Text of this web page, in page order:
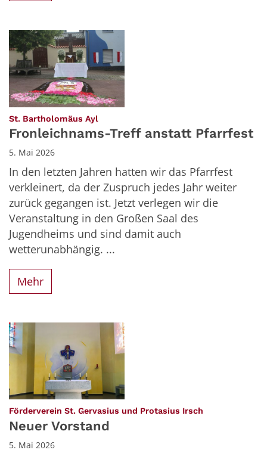
St. Bartholomäus Ayl
Fronleichnams-Treff anstatt Pfarrfest
5. Mai 2026
In den letzten Jahren hatten wir das Pfarrfest
verkleinert, da der Zuspruch jedes Jahr weiter
zurück gegangen ist. Jetzt verlegen wir die
Veranstaltung in den Großen Saal des
Jugendheims und sind damit auch
wetterunabhängig. ...
Mehr
Förderverein St. Gervasius und Protasius Irsch
Neuer Vorstand
5. Mai 2026